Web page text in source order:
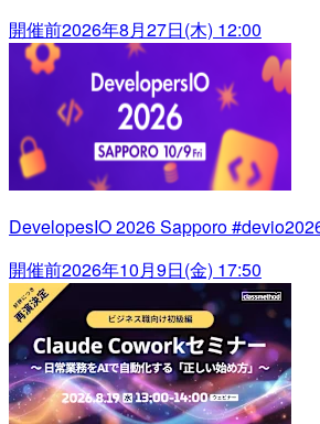
開催前2026年8月27日(木) 12:00
DevelopesIO 2026 Sapporo
開催前2026年10月9日(金) 17:50